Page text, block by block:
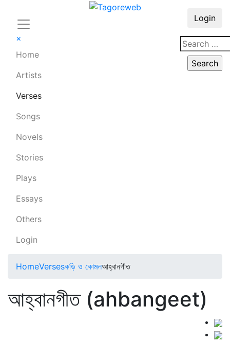
×
Home
Artists
Verses
Songs
Novels
Stories
Plays
Essays
Others
Login
Login
HomeVersesকড়ি ও কোমলআহ্বানগীত
আহ্বানগীত (ahbangeet)